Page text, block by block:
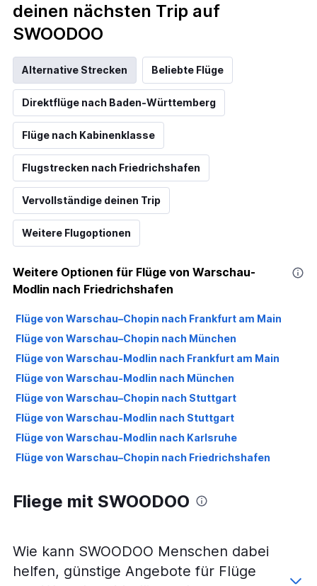
deinen nächsten Trip auf
SWOODOO
Alternative Strecken Beliebte Flüge
Direktflüge nach Baden-Württemberg
Flüge nach Kabinenklasse
Flugstrecken nach Friedrichshafen
Vervollständige deinen Trip
Weitere Flugoptionen
Weitere Optionen für Flüge von Warschau-
Modlin nach Friedrichshafen
Flüge von Warschau–Chopin nach Frankfurt am Main
Flüge von Warschau–Chopin nach München
Flüge von Warschau-Modlin nach Frankfurt am Main
Flüge von Warschau-Modlin nach München
Flüge von Warschau–Chopin nach Stuttgart
Flüge von Warschau-Modlin nach Stuttgart
Flüge von Warschau-Modlin nach Karlsruhe
Flüge von Warschau–Chopin nach Friedrichshafen
Fliege mit SWOODOO
Wie kann SWOODOO Menschen dabei
helfen, günstige Angebote für Flüge